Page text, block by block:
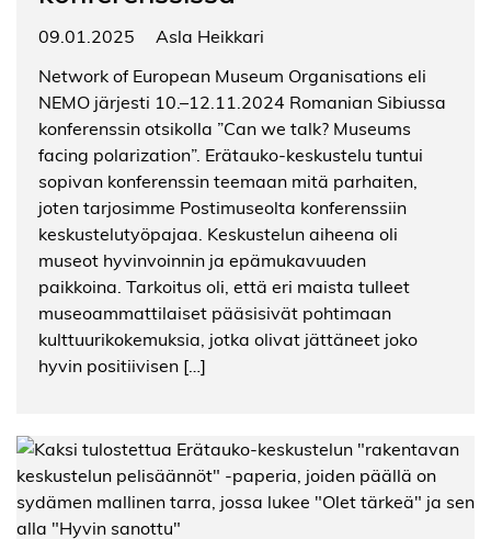
09.01.2025
Asla Heikkari
Network of European Museum Organisations eli
NEMO järjesti 10.–12.11.2024 Romanian Sibiussa
konferenssin otsikolla ”Can we talk? Museums
facing polarization”. Erätauko-keskustelu tuntui
sopivan konferenssin teemaan mitä parhaiten,
joten tarjosimme Postimuseolta konferenssiin
keskustelutyöpajaa. Keskustelun aiheena oli
museot hyvinvoinnin ja epämukavuuden
paikkoina. Tarkoitus oli, että eri maista tulleet
museoammattilaiset pääsisivät pohtimaan
kulttuurikokemuksia, jotka olivat jättäneet joko
hyvin positiivisen […]